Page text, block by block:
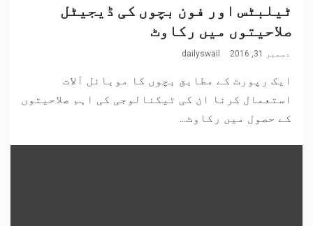
ٹیلبٹس اور فون بچوں کی ڈیجیٹل
صلاحیتوں میں رکاوٹ
دسمبر 31, 2016 dailyswail
ایک رپورٹ کے مطابق بچوں کا موبائل آلات
استعمال کرنا ان کی ٹیکنالوجی کی اہم صلاحیتوں
کے حصول میں رکاوٹ...